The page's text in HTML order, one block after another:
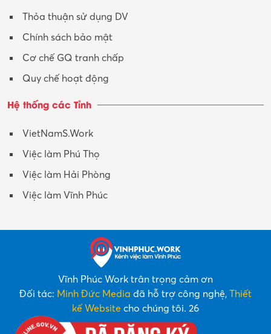
Y tế-Dược
Thỏa thuận sử dụng DV
Chính sách bảo mật
Cơ chế GQ tranh chấp
Quy chế hoạt động
Hệ thống các Tỉnh
VietNamS.Work
Việc làm Phú Thọ
Việc làm Hải Phòng
Việc làm Vĩnh Phúc
Vĩnh Phúc Work trân trọng cảm ơn
Đối tác: Minh Đức Media đã hỗ trợ công nghệ, Thiết
kế Website cho chúng tôi. 26